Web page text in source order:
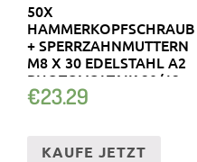
50X
+ SPERRZAHNMUTTERN
M8 X 30 EDELSTAHL A2
PHOTOVOLTAIK 20/12
€23.29
KAUFE JETZT